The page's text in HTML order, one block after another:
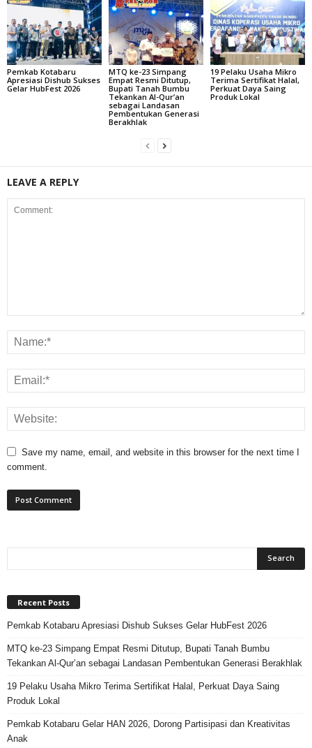
Pemkab Kotabaru
Apresiasi Dishub Sukses
Gelar HubFest 2026
MTQ ke-23 Simpang
Empat Resmi Ditutup,
Bupati Tanah Bumbu
Tekankan Al-Qur’an
sebagai Landasan
Pembentukan Generasi
Berakhlak
19 Pelaku Usaha Mikro
Terima Sertifikat Halal,
Perkuat Daya Saing
Produk Lokal
LEAVE A REPLY
Save my name, email, and website in this browser for the next time I
comment.
Recent Posts
Pemkab Kotabaru Apresiasi Dishub Sukses Gelar HubFest 2026
MTQ ke-23 Simpang Empat Resmi Ditutup, Bupati Tanah Bumbu
Tekankan Al-Qur’an sebagai Landasan Pembentukan Generasi Berakhlak
19 Pelaku Usaha Mikro Terima Sertifikat Halal, Perkuat Daya Saing
Produk Lokal
Pemkab Kotabaru Gelar HAN 2026, Dorong Partisipasi dan Kreativitas
Anak